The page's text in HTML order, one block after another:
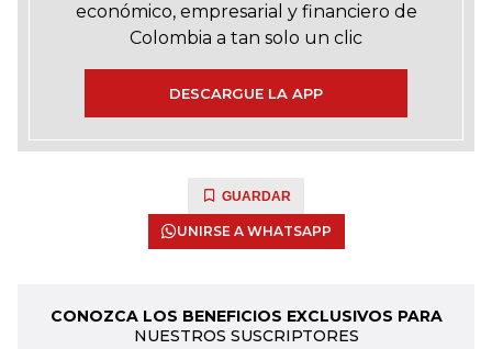
económico, empresarial y financiero de
Colombia a tan solo un clic
DESCARGUE LA APP
GUARDAR
UNIRSE A WHATSAPP
CONOZCA LOS BENEFICIOS EXCLUSIVOS PARA
NUESTROS SUSCRIPTORES